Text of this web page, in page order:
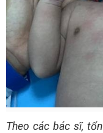
Theo các bác sĩ,